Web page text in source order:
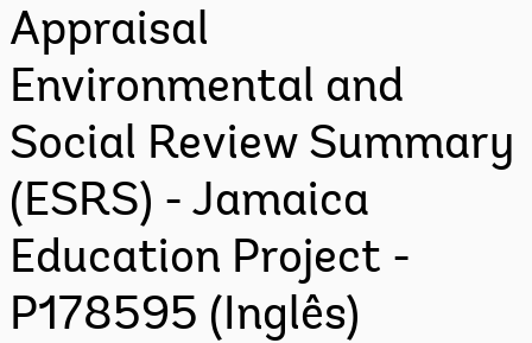
Appraisal
Environmental and
Social Review Summary
(ESRS) - Jamaica
Education Project -
P178595 (Inglês)